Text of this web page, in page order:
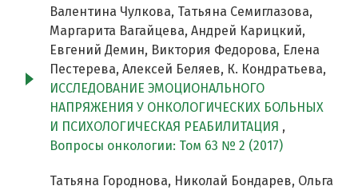
Валентина Чулкова, Татьяна Семиглазова,
Маргарита Вагайцева, Андрей Карицкий,
Евгений Демин, Виктория Федорова, Елена
Пестерева, Алексей Беляев, К. Кондратьева,
ИССЛЕДОВАНИЕ ЭМОЦИОНАЛЬНОГО
НАПРЯЖЕНИЯ У ОНКОЛОГИЧЕСКИХ БОЛЬНЫХ
И ПСИХОЛОГИЧЕСКАЯ РЕАБИЛИТАЦИЯ ,
Вопросы онкологии: Том 63 № 2 (2017)
Татьяна Городнова, Николай Бондарев, Ольга